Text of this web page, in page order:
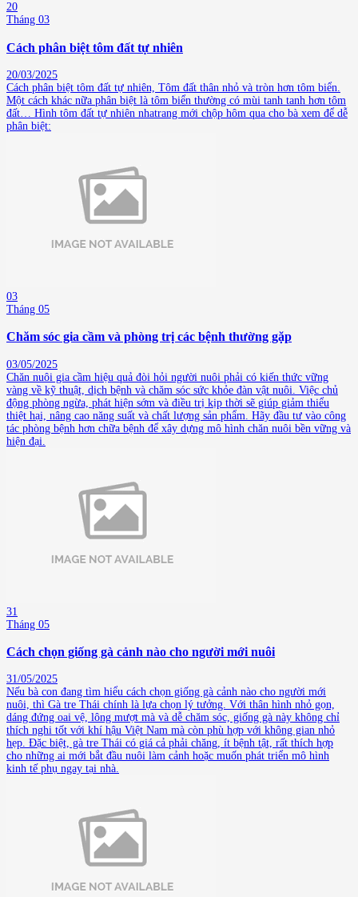
20
Tháng 03
Cách phân biệt tôm đất tự nhiên
20/03/2025
Cách phân biệt tôm đất tự nhiên, Tôm đất thân nhỏ và tròn hơn tôm biển.
Một cách khác nữa phân biệt là tôm biển thường có mùi tanh tanh hơn tôm
đất… Hình tôm đất tự nhiên nhatrang mới chộp hôm qua cho bà xem để dễ
phân biệt:
03
Tháng 05
Chăm sóc gia cầm và phòng trị các bệnh thường gặp
03/05/2025
Chăn nuôi gia cầm hiệu quả đòi hỏi người nuôi phải có kiến thức vững
vàng về kỹ thuật, dịch bệnh và chăm sóc sức khỏe đàn vật nuôi. Việc chủ
động phòng ngừa, phát hiện sớm và điều trị kịp thời sẽ giúp giảm thiểu
thiệt hại, nâng cao năng suất và chất lượng sản phẩm. Hãy đầu tư vào công
tác phòng bệnh hơn chữa bệnh để xây dựng mô hình chăn nuôi bền vững và
hiện đại.
31
Tháng 05
Cách chọn giống gà cảnh nào cho người mới nuôi
31/05/2025
Nếu bà con đang tìm hiểu cách chọn giống gà cảnh nào cho người mới
nuôi, thì Gà tre Thái chính là lựa chọn lý tưởng. Với thân hình nhỏ gọn,
dáng đứng oai vệ, lông mượt mà và dễ chăm sóc, giống gà này không chỉ
thích nghi tốt với khí hậu Việt Nam mà còn phù hợp với không gian nhỏ
hẹp. Đặc biệt, gà tre Thái có giá cả phải chăng, ít bệnh tật, rất thích hợp
cho những ai mới bắt đầu nuôi làm cảnh hoặc muốn phát triển mô hình
kinh tế phụ ngay tại nhà.